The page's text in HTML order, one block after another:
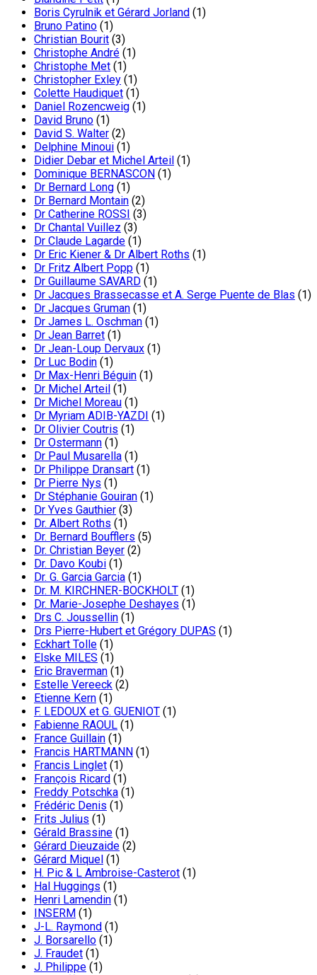
Boris Cyrulnik et Gérard Jorland (1)
Bruno Patino (1)
Christian Bourit (3)
Christophe André (1)
Christophe Met (1)
Christopher Exley (1)
Colette Haudiquet (1)
Daniel Rozencweig (1)
David Bruno (1)
David S. Walter (2)
Delphine Minoui (1)
Didier Debar et Michel Arteil (1)
Dominique BERNASCON (1)
Dr Bernard Long (1)
Dr Bernard Montain (2)
Dr Catherine ROSSI (3)
Dr Chantal Vuillez (3)
Dr Claude Lagarde (1)
Dr Eric Kiener & Dr Albert Roths (1)
Dr Fritz Albert Popp (1)
Dr Guillaume SAVARD (1)
Dr Jacques Brassecasse et A. Serge Puente de Blas (1)
Dr Jacques Gruman (1)
Dr James L. Oschman (1)
Dr Jean Barret (1)
Dr Jean-Loup Dervaux (1)
Dr Luc Bodin (1)
Dr Max-Henri Béguin (1)
Dr Michel Arteil (1)
Dr Michel Moreau (1)
Dr Myriam ADIB-YAZDI (1)
Dr Olivier Coutris (1)
Dr Ostermann (1)
Dr Paul Musarella (1)
Dr Philippe Dransart (1)
Dr Pierre Nys (1)
Dr Stéphanie Gouiran (1)
Dr Yves Gauthier (3)
Dr. Albert Roths (1)
Dr. Bernard Boufflers (5)
Dr. Christian Beyer (2)
Dr. Davo Koubi (1)
Dr. G. Garcia Garcia (1)
Dr. M. KIRCHNER-BOCKHOLT (1)
Dr. Marie-Josephe Deshayes (1)
Drs C. Joussellin (1)
Drs Pierre-Hubert et Grégory DUPAS (1)
Eckhart Tolle (1)
Elske MILES (1)
Eric Braverman (1)
Estelle Vereeck (2)
Etienne Kern (1)
F. LEDOUX et G. GUENIOT (1)
Fabienne RAOUL (1)
France Guillain (1)
Francis HARTMANN (1)
Francis Linglet (1)
François Ricard (1)
Freddy Potschka (1)
Frédéric Denis (1)
Frits Julius (1)
Gérald Brassine (1)
Gérard Dieuzaide (2)
Gérard Miquel (1)
H. Pic & L Ambroise-Casterot (1)
Hal Huggings (1)
Henri Lamendin (1)
INSERM (1)
J-L. Raymond (1)
J. Borsarello (1)
J. Fraudet (1)
J. Philippe (1)